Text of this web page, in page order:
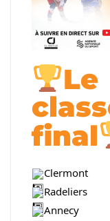
Le
final
Clermont
Radeliers
Annecy